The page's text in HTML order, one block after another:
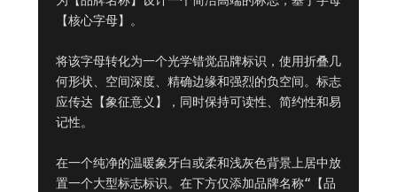
【核心字母】。
将该字母转化为一个光学错觉品牌标识，使用折叠几
何形状、空间深度、精确边缘和强烈的负空间。标志
应传达【象征意义】，同时保持可读性、简约性和易
记性。
在一个纯净的温暖象牙白或柔和浅灰色背景上居中放
置一个大型标志标识。在下方仅添加品牌名称“【品